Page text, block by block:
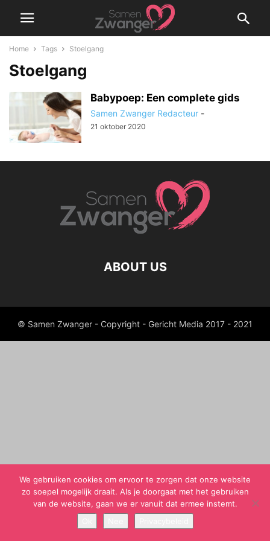
Home Tags Stoelgang
Stoelgang
Babypoep: Een complete gids
Samen Zwanger Redacteur -
21 oktober 2020
ABOUT US
© Samen Zwanger - Copyright - Gericht Media 2017 - 2021
We gebruiken cookies om ervoor te zorgen dat onze website
zo soepel mogelijk draait. Als je doorgaat met het gebruiken
van de website, gaan we er vanuit dat ermee instemt.